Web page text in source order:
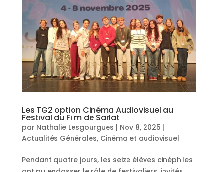
Les TG2 option Cinéma Audiovisuel au
Festival du Film de Sarlat
par Nathalie Lesgourgues | Nov 8, 2025 |
Actualités Générales, Cinéma et audiovisuel
Pendant quatre jours, les seize élèves cinéphiles